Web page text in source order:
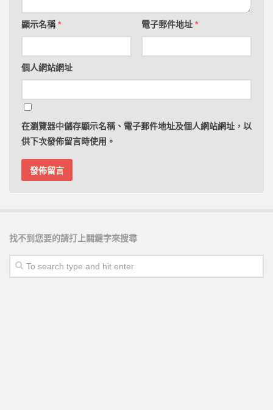
顯示名稱* 電子郵件地址 *
個人網站網址
在瀏覽器中儲存顯示名稱、電子郵件地址及個人網站網址，以
供下次發佈留言時使用。
找不到您要的請打上關鍵字來搜尋